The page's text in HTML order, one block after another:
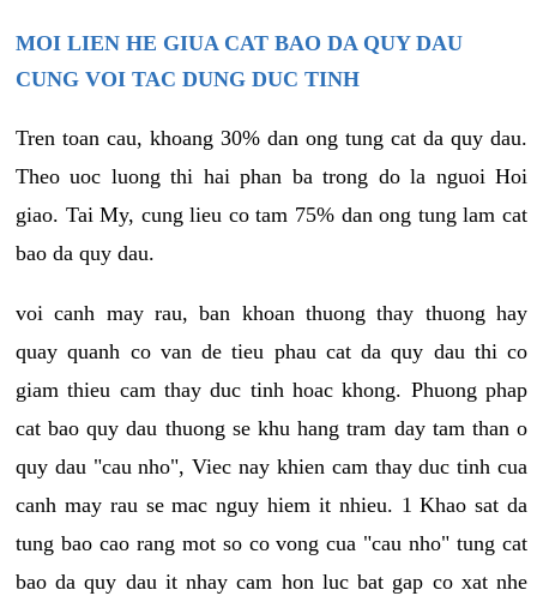
MOI LIEN HE GIUA CAT BAO DA QUY DAU
CUNG VOI TAC DUNG DUC TINH
Tren toan cau, khoang 30% dan ong tung cat da quy dau.
Theo uoc luong thi hai phan ba trong do la nguoi Hoi
giao. Tai My, cung lieu co tam 75% dan ong tung lam cat
bao da quy dau.
voi canh may rau, ban khoan thuong thay thuong hay
quay quanh co van de tieu phau cat da quy dau thi co
giam thieu cam thay duc tinh hoac khong. Phuong phap
cat bao quy dau thuong se khu hang tram day tam than o
quy dau "cau nho", Viec nay khien cam thay duc tinh cua
canh may rau se mac nguy hiem it nhieu. 1 Khao sat da
tung bao cao rang mot so co vong cua "cau nho" tung cat
bao da quy dau it nhay cam hon luc bat gap co xat nhe